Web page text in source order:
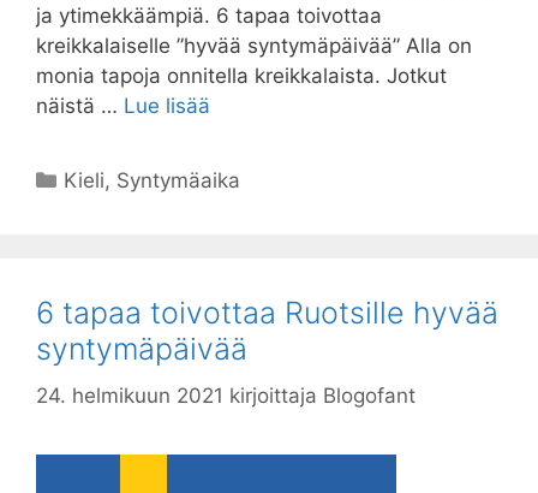
ja ytimekkäämpiä. 6 tapaa toivottaa
kreikkalaiselle ”hyvää syntymäpäivää” Alla on
monia tapoja onnitella kreikkalaista. Jotkut
näistä … Lue lisää
Kategoriat
Kieli, Syntymäaika
6 tapaa toivottaa Ruotsille hyvää
syntymäpäivää
24. helmikuun 2021 kirjoittaja Blogofant